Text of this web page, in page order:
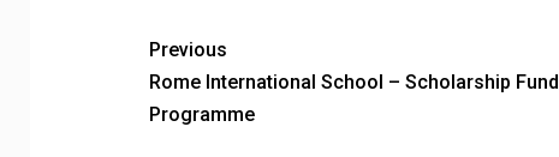
Previous
Rome International School – Scholarship Fund
Programme